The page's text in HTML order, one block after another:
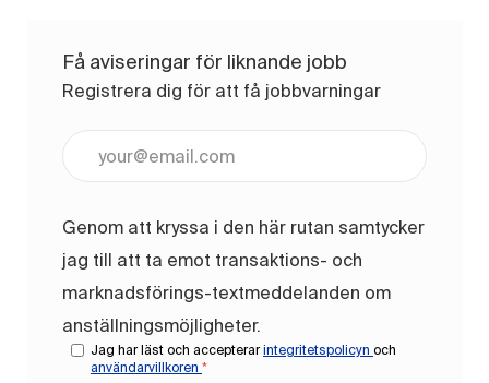
Få aviseringar för liknande jobb
Registrera dig för att få jobbvarningar
Genom att kryssa i den här rutan samtycker
jag till att ta emot transaktions- och
marknadsförings-textmeddelanden om
anställningsmöjligheter.
Jag har läst och accepterarintegritetspolicyn och
användarvillkoren *